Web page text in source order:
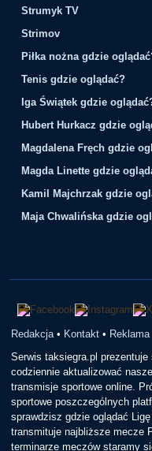
Strumyk TV
Strimov
Piłka nożna gdzie
Tenis gdzie oglądać?
Iga Świątek gdzie
Hubert Hurkacz gdzie
Magdalena Fręch gdzie
Magda Linette gdzie
Kamil Majchrzak gdzie
Maja Chwalińska gdzie
Redakcja • Kontakt • Reklama
Serwis taksiegra.pl
codziennie aktualizować
transmisje sportowe online.
sportowe poszczególnych
sprawdzisz gdzie oglądać
transmituje najbliższe mecze
terminarze meczów staramy